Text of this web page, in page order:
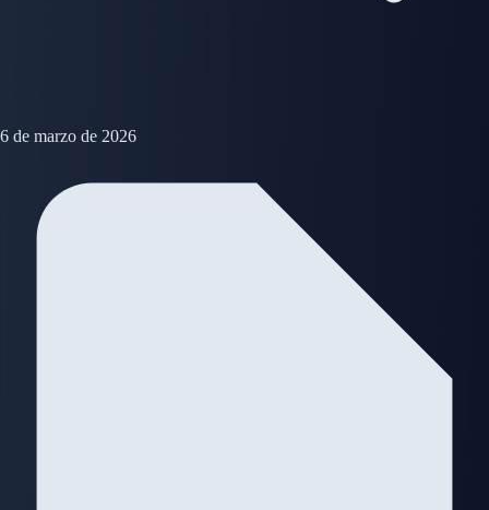
6 de marzo de 2026